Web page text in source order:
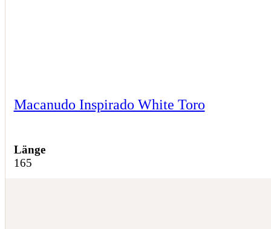
Macanudo Inspirado White Toro
Länge
165